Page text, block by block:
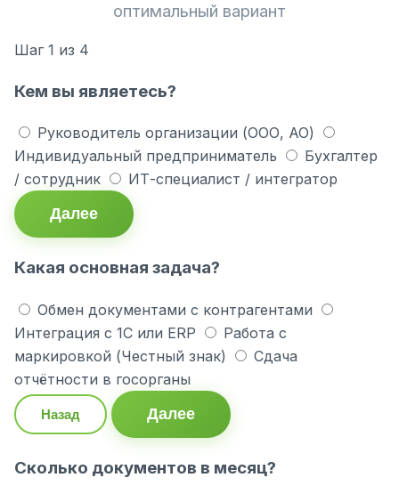
оптимальный вариант
Шаг 1 из 4
Кем вы являетесь?
Руководитель организации (ООО, АО)
Индивидуальный предприниматель
Бухгалтер
/ сотрудник
ИТ-специалист / интегратор
Далее
Какая основная задача?
Обмен документами с контрагентами
Интеграция с 1С или ERP
Работа с
маркировкой (Честный знак)
Сдача
отчётности в госорганы
Назад Далее
Сколько документов в месяц?